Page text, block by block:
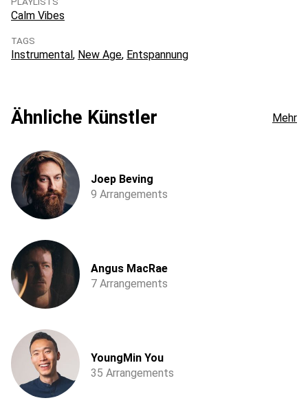
Calm Vibes
TAGS
Instrumental New Age Entspannung
Ähnliche Künstler Mehr
Joep Beving
9 Arrangements
Angus MacRae
7 Arrangements
YoungMin You
35 Arrangements